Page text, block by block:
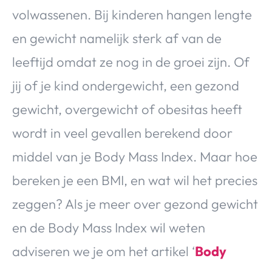
volwassenen. Bij kinderen hangen lengte
en gewicht namelijk sterk af van de
leeftijd omdat ze nog in de groei zijn. Of
jij of je kind ondergewicht, een gezond
gewicht, overgewicht of obesitas heeft
wordt in veel gevallen berekend door
middel van je Body Mass Index. Maar hoe
bereken je een BMI, en wat wil het precies
zeggen? Als je meer over gezond gewicht
en de Body Mass Index wil weten
adviseren we je om het artikel ‘Body